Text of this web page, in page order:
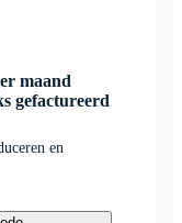
maand
gefactureerd
en